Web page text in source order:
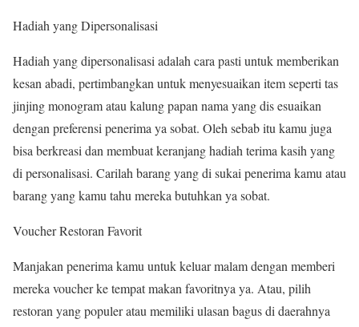
Hadiah yang Dipersonalisasi
Hadiah yang dipersonalisasi adalah cara pasti untuk memberikan
kesan abadi, pertimbangkan untuk menyesuaikan item seperti tas
jinjing monogram atau kalung papan nama yang dis esuaikan
dengan preferensi penerima ya sobat. Oleh sebab itu kamu juga
bisa berkreasi dan membuat keranjang hadiah terima kasih yang
di personalisasi. Carilah barang yang di sukai penerima kamu atau
barang yang kamu tahu mereka butuhkan ya sobat.
Voucher Restoran Favorit
Manjakan penerima kamu untuk keluar malam dengan memberi
mereka voucher ke tempat makan favoritnya ya. Atau, pilih
restoran yang populer atau memiliki ulasan bagus di daerahnya